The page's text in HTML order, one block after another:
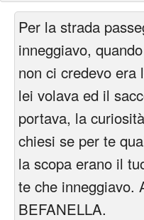
Cartoline giorni anno
Cartoline giorni settimana
Cartoline musicali
Cartoline animate
Per la strada
inneggiavo,
non ci credevo era
lei volava ed il
portava, la
chiesi se per te
la scopa erano il
te che inneggiavo.
BEFANELLA.